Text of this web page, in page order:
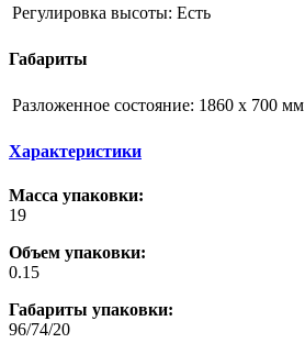
Регулировка высоты: Есть
Габариты
Разложенное состояние: 1860 х 700 мм
Характеристики
Масса упаковки:
19
Объем упаковки:
0.15
Габариты упаковки:
96/74/20